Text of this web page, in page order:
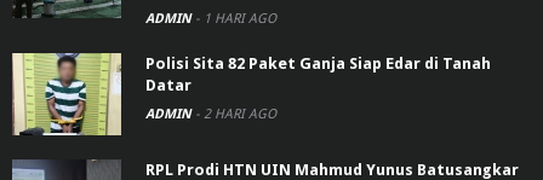
ADMIN - 1 HARI AGO
Polisi Sita 82 Paket Ganja Siap Edar di Tanah
Datar
ADMIN - 2 HARI AGO
RPL Prodi HTN UIN Mahmud Yunus Batusangkar